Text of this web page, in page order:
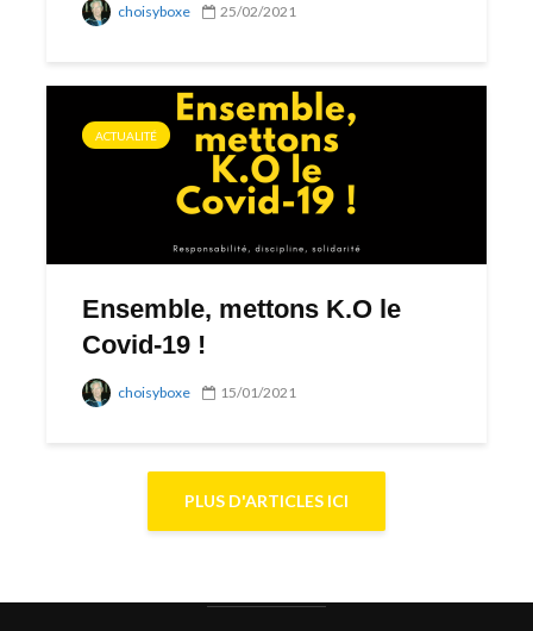
choisyboxe 25/02/2021
ACTUALITÉ
Ensemble, mettons K.O le
Covid-19 !
choisyboxe 15/01/2021
PLUS D'ARTICLES ICI